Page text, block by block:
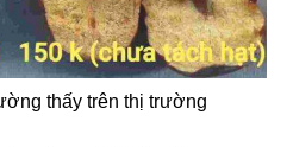
thấy trên thị trường